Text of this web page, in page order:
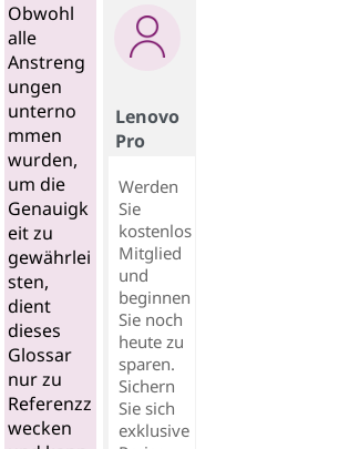
Obwohl
alle
Anstreng
ungen
unterno
mmen
wurden,
um die
Genauigk
eit zu
gewährlei
sten,
dient
dieses
Glossar
nur zu
Referenzz
wecken
Lenovo
Pro
Werden
Sie
kostenlos
Mitglied
und
beginnen
Sie noch
heute zu
sparen.
Sichern
Sie sich
exklusive